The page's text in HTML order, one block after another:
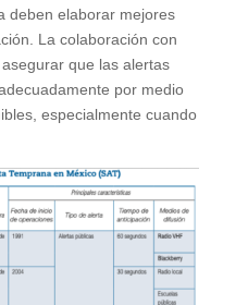
deben elaborar mejores
La colaboración con
que las alertas
por medio
especialmente cuando